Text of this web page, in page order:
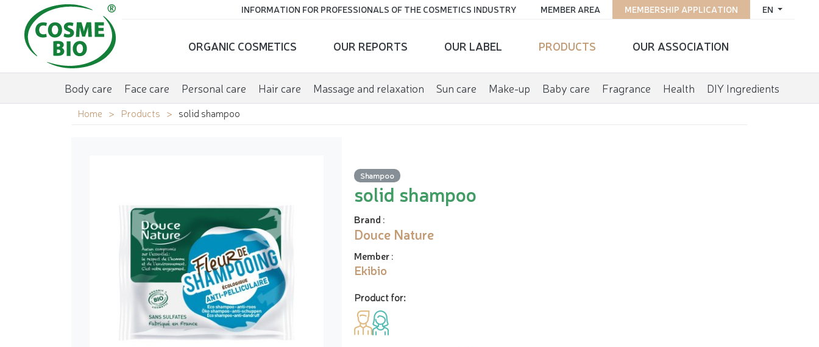
EN
MEMBERSHIP APPLICATION
MEMBER AREA
INFORMATION FOR PROFESSIONALS OF THE COSMETICS INDUSTRY
ORGANIC COSMETICS OUR REPORTS OUR LABEL PRODUCTS OUR ASSOCIATION
Body care Face care Personal care Hair care Massage and relaxation Sun care Make-up Baby care Fragrance Health DIY Ingredients
Home Products solid shampoo
Shampoo
solid shampoo
Brand :
Douce Nature
Member:
Ekibio
Product for: